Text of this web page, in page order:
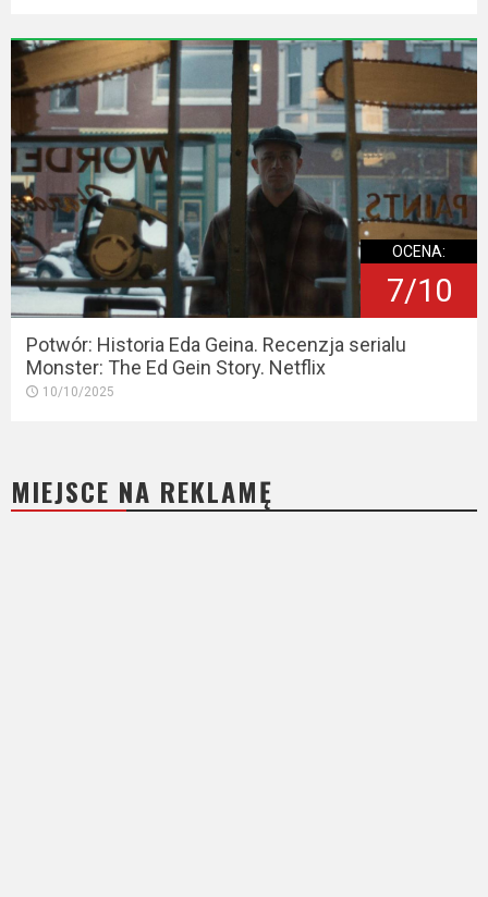
OCENA:
7/10
Potwór: Historia Eda Geina. Recenzja serialu
Monster: The Ed Gein Story. Netflix
10/10/2025
MIEJSCE NA REKLAMĘ